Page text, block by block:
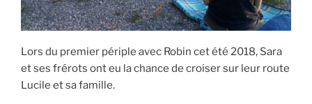
Lors du premier périple avec Robin cet été 2018, Sara
et ses frérots ont eu la chance de croiser sur leur route
Lucile et sa famille.